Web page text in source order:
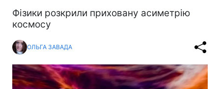
Фізики розкрили приховану асиметрію
космосу
ОЛЬГА ЗАВАДА